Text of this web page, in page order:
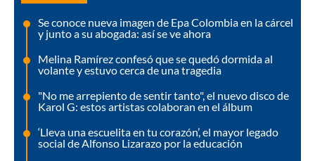
Se conoce nueva imagen de Epa Colombia en la cárcel
y junto a su abogada: así se ve ahora
Melina Ramírez confesó que se quedó dormida al
volante y estuvo cerca de una tragedia
"No me arrepiento de sentir tanto", el nuevo disco de
Karol G: estos artistas colaboran en el álbum
‘Lleva una escuelita en tu corazón’, el mayor legado
social de Alfonso Lizarazo por la educación